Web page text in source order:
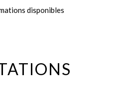
disponibles